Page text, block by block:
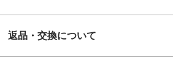
返品・交換について